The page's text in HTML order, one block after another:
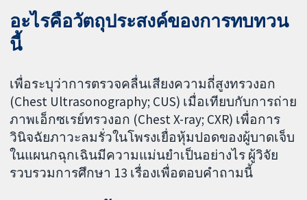
อะไรคือวัตถุประสงค์ของการทบทวน
นี้
เพื่อระบุว่าการตรวจคลื่นเสียงความถี่สูงทรวงอก
(Chest Ultrasonography; CUS) เมื่อเทียบกับการถ่าย
ภาพเอ็กซเรย์ทรวงอก (Chest X-ray; CXR) เพื่อการ
วินิจฉัยภาวะลมรั่วในโพรงเยื่อหุ้มปอดของผู้บาดเจ็บ
ในแผนกฉุกเฉินมีความแม่นยำเป็นอย่างไร ผู้วิจัย
รวบรวมการศึกษา 13 เรื่องเพื่อตอบคำถามนี้